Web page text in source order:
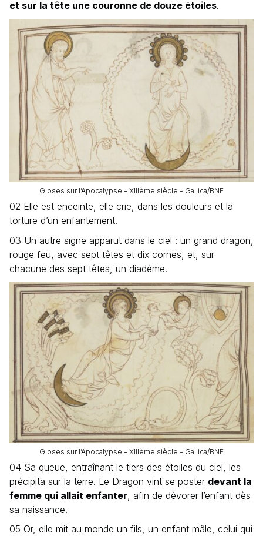
et sur la tête une couronne de douze étoiles.
Gloses sur l’Apocalypse – XIIIème siècle – Gallica/BNF
02 Elle est enceinte, elle crie, dans les douleurs et la
torture d’un enfantement.
03 Un autre signe apparut dans le ciel : un grand dragon,
rouge feu, avec sept têtes et dix cornes, et, sur
chacune des sept têtes, un diadème.
Gloses sur l’Apocalypse – XIIIème siècle – Gallica/BNF
04 Sa queue, entraînant le tiers des étoiles du ciel, les
précipita sur la terre. Le Dragon vint se poster devant la
femme qui allait enfanter , afin de dévorer l’enfant dès
sa naissance.
05 Or, elle mit au monde un fils, un enfant mâle, celui qui